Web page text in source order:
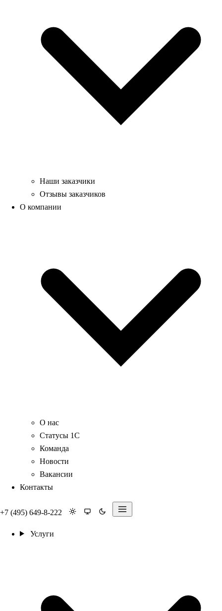
Наши заказчики
Отзывы заказчиков
О компании
О нас
Статусы 1С
Команда
Новости
Вакансии
Контакты
+7 (495) 649-8-222
Услуги